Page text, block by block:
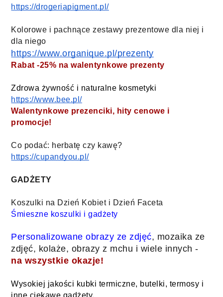
https://drogeriapigment.pl/
Kolorowe i pachnące zestawy prezentowe dla niej i
dla niego
https://www.organique.pl/prezenty
Rabat -25% na walentynkowe prezenty
Zdrowa żywność i naturalne kosmetyki
https://www.bee.pl/
Walentynkowe prezenciki, hity cenowe i
promocje!
Co podać: herbatę czy kawę?
https://cupandyou.pl/
GADŻETY
Koszulki na Dzień Kobiet i Dzień Faceta
Śmieszne koszulki i gadżety
Personalizowane obrazy ze zdjęć, mozaika ze
zdjęć, kolaże, obrazy z mchu i wiele innych -
na wszystkie okazje!
Wysokiej jakości kubki termiczne, butelki, termosy i
inne ciekawe gadżety.